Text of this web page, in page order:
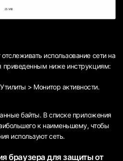
использование сети на
приведенным ниже инструкциям:
> Монитор активности.
байты. В списке приложения
к наименьшему, чтобы
используют сеть.
браузера для защиты от